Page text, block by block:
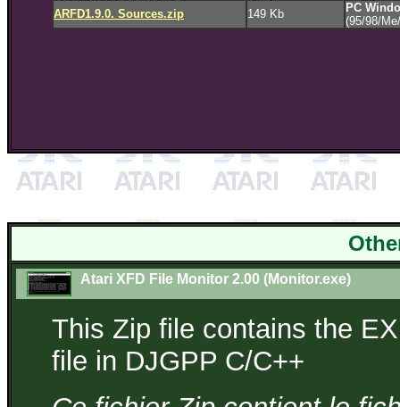
ARFD1.9.0. Sources.zip
149 Kb
PC
(95/98/
Atari XFD File Monitor 2.00 (Monitor.exe)
This Zip file contains the
file in DJGPP C/C++